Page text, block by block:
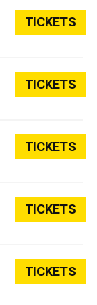
TICKETS
TICKETS
TICKETS
TICKETS
TICKETS